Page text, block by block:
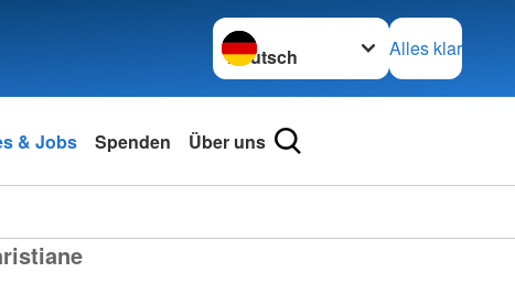
Sprache wechseln zu
Alles klar
& Jobs Spenden Über uns